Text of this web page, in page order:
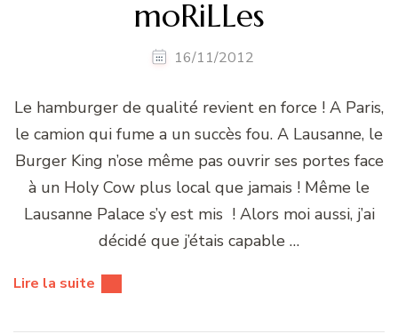
moRiLLes
16/11/2012
Le hamburger de qualité revient en force ! A Paris,
le camion qui fume a un succès fou. A Lausanne, le
Burger King n’ose même pas ouvrir ses portes face
à un Holy Cow plus local que jamais ! Même le
Lausanne Palace s’y est mis ! Alors moi aussi, j’ai
décidé que j’étais capable …
Lire la suite